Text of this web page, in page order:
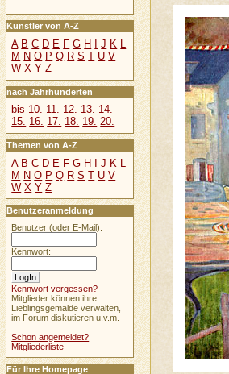
Künstler von A-Z
A B C D E F G H J K L
M N O P Q R S T U V
W X Y Z
nach Jahrhunderten
bis 10. 11. 12. 13. 14.
15. 16. 17. 18. 19. 20.
Themen von A-Z
A B C D E F G H I J K L
M N O P Q R S T U V
W X Y Z
Benutzeranmeldung
Benutzer (oder E-Mail):
Kennwort:
Kennwort vergessen?
Mitglieder können ihre
Lieblingsgemälde verwalten,
im Forum diskutieren u.v.m.
Schon angemeldet?
Mitgliederliste
Für Ihre Homepage